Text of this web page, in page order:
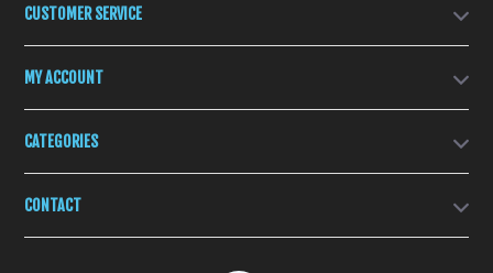
CUSTOMER SERVICE
MY ACCOUNT
CATEGORIES
CONTACT